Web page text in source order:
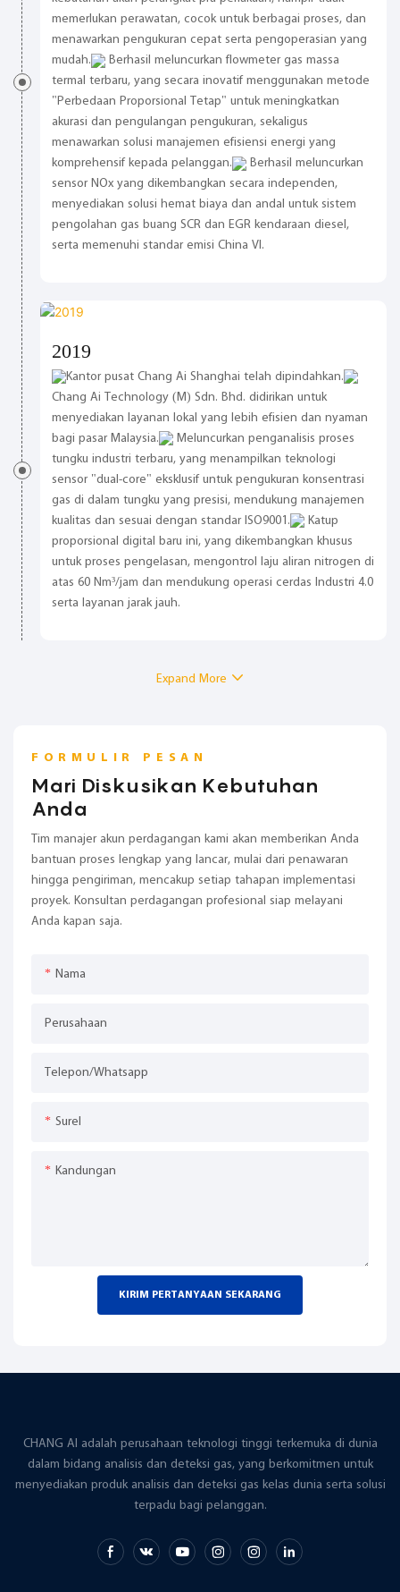
memerlukan perawatan, cocok untuk berbagai proses, dan
menawarkan pengukuran cepat serta pengoperasian yang
mudah.
Berhasil meluncurkan flowmeter gas massa
termal terbaru, yang secara inovatif menggunakan metode
"Perbedaan Proporsional Tetap" untuk meningkatkan
akurasi dan pengulangan pengukuran, sekaligus
menawarkan solusi manajemen efisiensi energi yang
komprehensif kepada pelanggan.
Berhasil meluncurkan
sensor NOx yang dikembangkan secara independen,
menyediakan solusi hemat biaya dan andal untuk sistem
pengolahan gas buang SCR dan EGR kendaraan diesel,
serta memenuhi standar emisi China VI.
2019
Kantor pusat Chang Ai Shanghai telah dipindahkan.
Chang Ai Technology (M) Sdn. Bhd. didirikan untuk
menyediakan layanan lokal yang lebih efisien dan nyaman
bagi pasar Malaysia.
Meluncurkan penganalisis proses
tungku industri terbaru, yang menampilkan teknologi
sensor "dual-core" eksklusif untuk pengukuran konsentrasi
gas di dalam tungku yang presisi, mendukung manajemen
kualitas dan sesuai dengan standar ISO9001.
Katup
proporsional digital baru ini, yang dikembangkan khusus
untuk proses pengelasan, mengontrol laju aliran nitrogen di
atas 60 Nm³/jam dan mendukung operasi cerdas Industri 4.0
serta layanan jarak jauh.
Expand More
FORMULIR PESAN
Mari Diskusikan Kebutuhan
Anda
Tim manajer akun perdagangan kami akan memberikan Anda
bantuan proses lengkap yang lancar, mulai dari penawaran
hingga pengiriman, mencakup setiap tahapan implementasi
proyek. Konsultan perdagangan profesional siap melayani
Anda kapan saja.
Nama
Perusahaan
Telepon/whatsapp
Surel
Kandungan
KIRIM PERTANYAAN SEKARANG
CHANG AI adalah perusahaan teknologi tinggi terkemuka di dunia
dalam bidang analisis dan deteksi gas, yang berkomitmen untuk
menyediakan produk analisis dan deteksi gas kelas dunia serta solusi
terpadu bagi pelanggan.